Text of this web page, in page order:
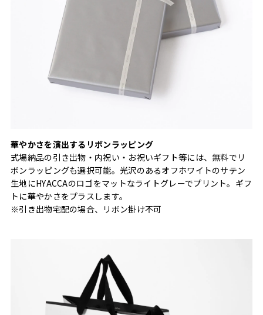
華やかさを演出するリボンラッピング
式場納品の引き出物・内祝い・お祝いギフト等には、無料でリ
ボンラッピングも選択可能。光沢のあるオフホワイトのサテン
生地にHYACCAのロゴをマットなライトグレーでプリント。ギフ
トに華やかさをプラスします。
※引き出物宅配の場合、リボン掛け不可